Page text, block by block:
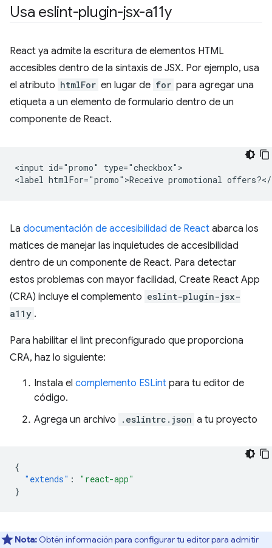
Usa eslint-plugin-jsx-a11y
React ya admite la escritura de elementos HTML
accesibles dentro de la sintaxis de JSX. Por ejemplo, usa
el atributo htmlFor en lugar de for para agregar una
etiqueta a un elemento de formulario dentro de un
componente de React.
<input id="promo" type="checkbox">
La documentación de accesibilidad de React abarca los
matices de manejar las inquietudes de accesibilidad
dentro de un componente de React. Para detectar
estos problemas con mayor facilidad, Create React App
(CRA) incluye el complemento eslint-plugin-jsx-
a11y .
Para habilitar el lint preconfigurado que proporciona
CRA, haz lo siguiente:
Instala el complemento ESLint para tu editor de
código.
Agrega un archivo
.eslintrc.json a tu proyecto
{
"extends" :
"react-app"
}
Nota: Obtén información para configurar tu editor para admitir